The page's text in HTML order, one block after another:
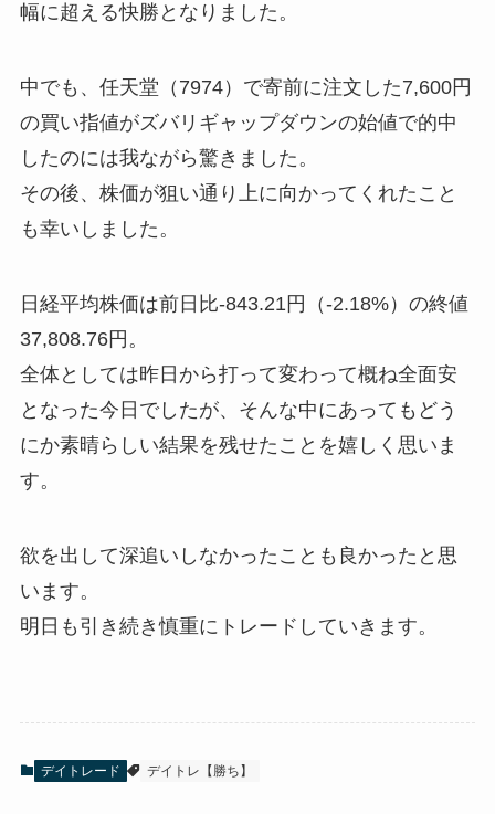
幅に超える快勝となりました。
中でも、任天堂（7974）で寄前に注文した7,600円
の買い指値がズバリギャップダウンの始値で的中
したのには我ながら驚きました。
その後、株価が狙い通り上に向かってくれたこと
も幸いしました。
日経平均株価は前日比-843.21円（-2.18%）の終値
37,808.76円。
全体としては昨日から打って変わって概ね全面安
となった今日でしたが、そんな中にあってもどう
にか素晴らしい結果を残せたことを嬉しく思いま
す。
欲を出して深追いしなかったことも良かったと思
います。
明日も引き続き慎重にトレードしていきます。
デイトレード デイトレ【勝ち】